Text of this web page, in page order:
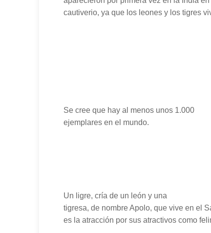
cautiverio, ya que los leones y los tigres
Se cree que hay al menos unos 1.000
ejemplares en el mundo.
Un ligre, cría de un león y una
tigresa, de nombre Apolo, que vive en el
es la atracción por sus atractivos como